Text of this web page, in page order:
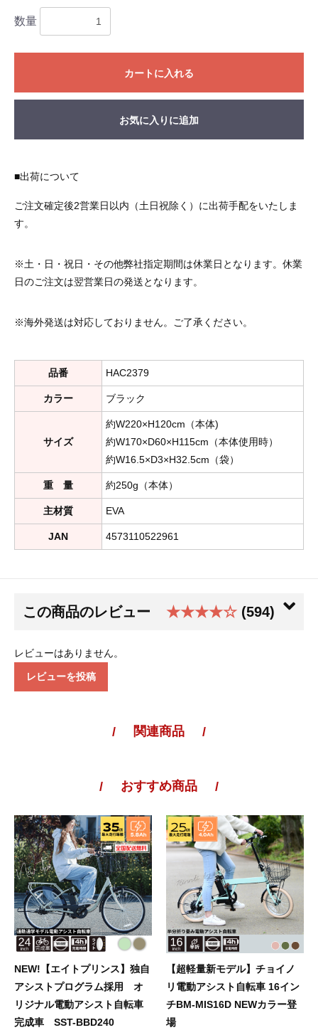
数量
カートに入れる
お気に入りに追加
■出荷について
ご注文確定後2営業日以内（土日祝除く）に出荷手配をいたしま
す。
※土・日・祝日・その他弊社指定期間は休業日となります。休業
日のご注文は翌営業日の発送となります。
※海外発送は対応しておりません。ご了承ください。
品番 HAC2379
カラー ブラック
サイズ
約W220×H120cm（本体)
約W170×D60×H115cm（本体使用時）
約W16.5×D3×H32.5cm（袋）
重 量 約250g（本体）
主材質 EVA
JAN 4573110522961
この商品のレビュー ★★★★☆ (594)
レビューはありません。
レビューを投稿
関連商品
おすすめ商品
NEW!【エイトプリンス】独自
アシストプログラム採用 オ
リジナル電動アシスト自転車
完成車 SST-BBD240
【超軽量新モデル】チョイノ
リ電動アシスト自転車 16イン
チBM-MIS16D NEWカラー登
場